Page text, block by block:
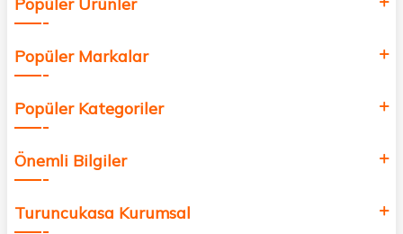
değer katmak için bize katılın!
Popüler Markalar
Popüler Kategoriler
Önemli Bilgiler
Turuncukasa Kurumsal